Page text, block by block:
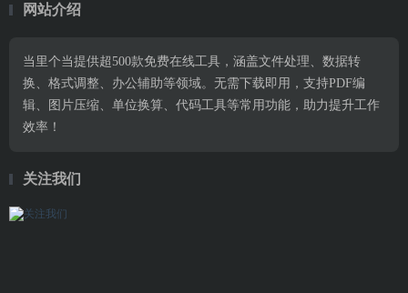
网站介绍
当里个当提供超500款免费在线工具，涵盖文件处理、数据转
换、格式调整、办公辅助等领域。无需下载即用，支持PDF编
辑、图片压缩、单位换算、代码工具等常用功能，助力提升工作
效率！
关注我们